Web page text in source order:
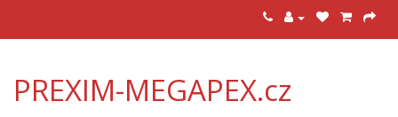
PREXIM-MEGAPEX.cz